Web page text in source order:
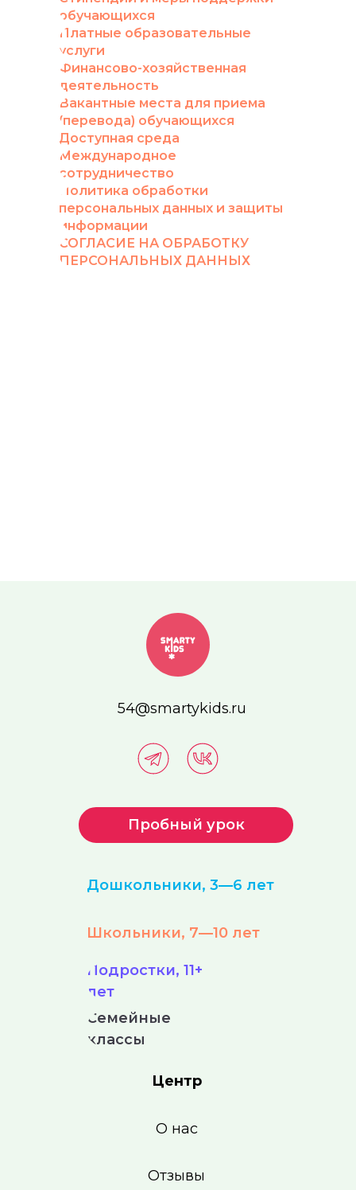
обучающихся
Платные образовательные
услуги
Финансово-хозяйственная
деятельность
Вакантные места для приема
(перевода) обучающихся
Доступная среда
Международное
сотрудничество
Политика обработки
персональных данных и защиты
информации
СОГЛАСИЕ НА ОБРАБОТКУ
ПЕРСОНАЛЬНЫХ ДАННЫХ
Дошкольники, 3—6 лет
Школьники, 7—10 лет
Подростки, 11+
лет
54@smartykids.ru
О нас
Отзывы
Пробный урок
Семейные
классы
Центр